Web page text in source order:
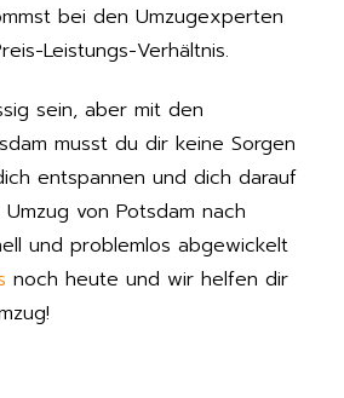
bei den Umzugexperten
Leistungs-Verhältnis.
sein, aber mit den
musst du dir keine Sorgen
entspannen und dich darauf
von Potsdam nach
und problemlos abgewickelt
noch heute und wir helfen dir